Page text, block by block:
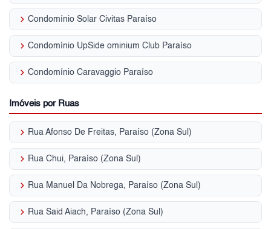
keyboard_arrow_right Condomínio Solar Civitas Paraíso
keyboard_arrow_right Condomínio UpSide ominium Club Paraíso
keyboard_arrow_right Condomínio Caravaggio Paraíso
Imóveis por Ruas
keyboard_arrow_right Rua Afonso De Freitas, Paraíso (Zona Sul)
keyboard_arrow_right Rua Chui, Paraíso (Zona Sul)
keyboard_arrow_right Rua Manuel Da Nobrega, Paraíso (Zona Sul)
keyboard_arrow_right Rua Said Aiach, Paraíso (Zona Sul)